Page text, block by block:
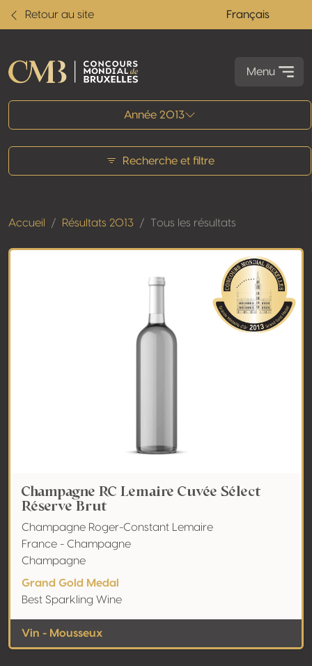
Retour au site Français
Menu
Année 2013
Recherche et filtre
Accueil Résultats 2013 Tous les résultats
Champagne RC Lemaire Cuvée Sélect
Réserve Brut
Champagne Roger-Constant Lemaire
France - Champagne
Champagne
Grand Gold Medal
Best Sparkling Wine
Vin - Mousseux